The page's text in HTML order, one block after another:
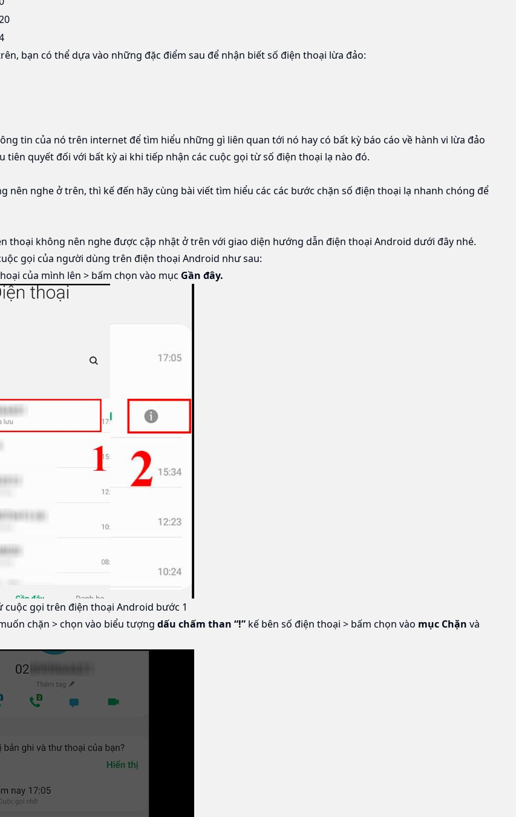
bạn có thể dựa vào những đặc điểm sau để nhận biết số điện thoại lừa đảo:
tin của nó trên internet để tìm hiểu những gì liên quan tới nó hay có bất kỳ báo cáo về hành vi lừa đảo
quyết đối với bất kỳ ai khi tiếp nhận các cuộc gọi từ số điện thoại lạ nào đó.
nghe ở trên, thì kế đến hãy cùng bài viết tìm hiểu các các bước chặn số điện thoại lạ nhanh chóng để
thoại không nên nghe được cập nhật ở trên với giao diện hướng dẫn điện thoại Android dưới đây nhé.
gọi của người dùng trên điện thoại Android như sau:
của mình lên > bấm chọn vào mục Gần đây.
gọi trên điện thoại Android bước 1
chặn > chọn vào biểu tượng dấu chấm than “!” kế bên số điện thoại > bấm chọn vào mục Chặn và